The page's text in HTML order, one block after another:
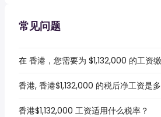
常见问题
在 香港，您需要为 $1,132,000 的工资
香港, 香港$1,132,000 的税后净工资是
香港$1,132,000 工资适用什么税率？